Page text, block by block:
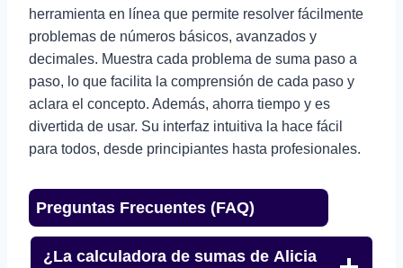
herramienta en línea que permite resolver fácilmente
problemas de números básicos, avanzados y
decimales. Muestra cada problema de suma paso a
paso, lo que facilita la comprensión de cada paso y
aclara el concepto. Además, ahorra tiempo y es
divertida de usar. Su interfaz intuitiva la hace fácil
para todos, desde principiantes hasta profesionales.
Preguntas Frecuentes (FAQ)
¿La calculadora de sumas de Alicia